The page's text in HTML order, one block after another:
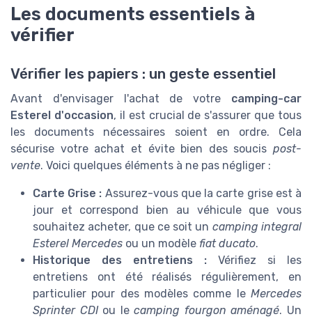
Les documents essentiels à
vérifier
Vérifier les papiers : un geste essentiel
Avant d'envisager l'achat de votre camping-car
Esterel d'occasion, il est crucial de s'assurer que tous
les documents nécessaires soient en ordre. Cela
sécurise votre achat et évite bien des soucis post-
vente. Voici quelques éléments à ne pas négliger :
Carte Grise : Assurez-vous que la carte grise est à
jour et correspond bien au véhicule que vous
souhaitez acheter, que ce soit un camping integral
Esterel Mercedes ou un modèle fiat ducato.
Historique des entretiens : Vérifiez si les
entretiens ont été réalisés régulièrement, en
particulier pour des modèles comme le Mercedes
Sprinter CDIou lecamping fourgon aménagé. Un